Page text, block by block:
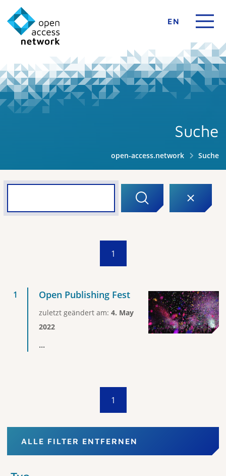
EN
Suche
open-access.network Suche
1
Open Publishing Fest
zuletzt geändert am: 4. May
2022
...
1
ALLE FILTER ENTFERNEN